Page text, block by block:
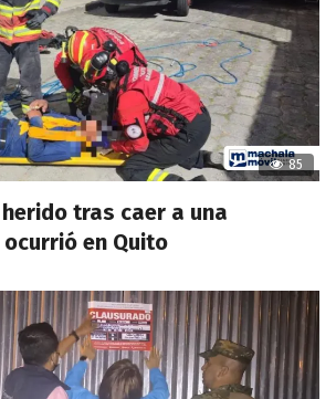
85
tras caer a una
en Quito